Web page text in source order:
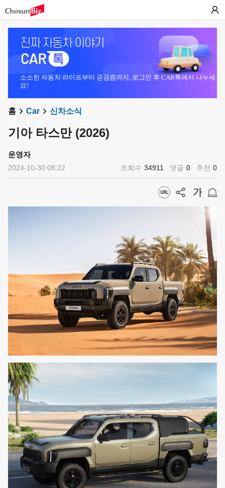
소소한 자동차 라이프부터 궁금증까지, 로그인 후 CAR톡에서 나누세
요!
홈 Car 신차소식
기아 타스만 (2026)
운영자
2024-10-30 08:22 조회수 34911 댓글 0 추천 0